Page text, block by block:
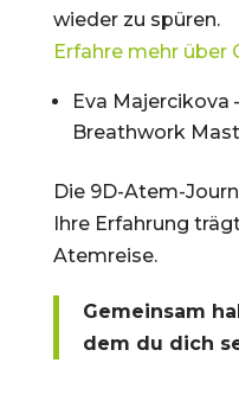
wieder zu spüren.
Erfahre mehr über
Eva Majercikova
Breathwork
Die 9D-Atem-
Ihre Erfahrung
Atemreise.
Gemeinsam
dem du dich